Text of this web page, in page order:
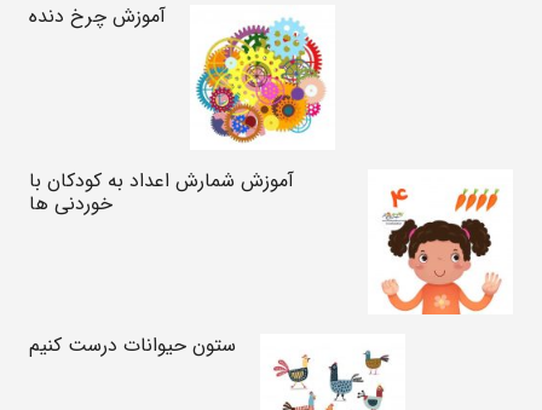
آموزش چرخ دنده
آموزش شمارش اعداد به کودکان با
خوردنی ها
ستون حیوانات درست کنیم